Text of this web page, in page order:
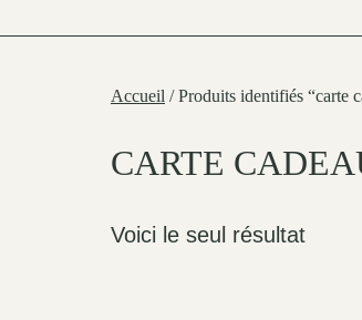
en
Accueil / Produits identifiés “carte
CARTE
Voici le seul résultat